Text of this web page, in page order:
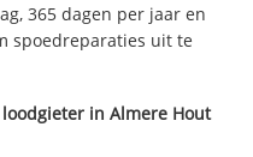
365 dagen per jaar en
spoedreparaties uit te
loodgieter inAlmere Hout